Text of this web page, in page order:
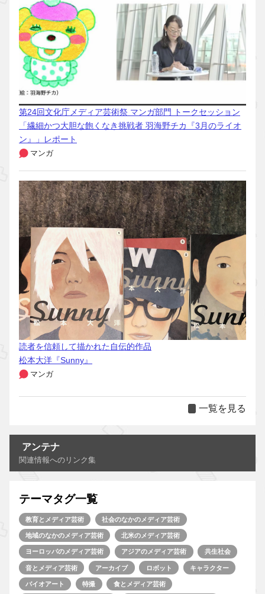
第24回文化庁メディア芸術祭 マンガ部門 トークセッション
「繊細かつ大胆な飽くなき挑戦者 羽海野チカ『3月のライオ
ン』」レポート
マンガ
読者を信頼して描かれた自伝的作品
松本大洋『Sunny』
マンガ
一覧を見る
アンテナ
関連情報へのリンク集
テーマタグ一覧
教育とメディア芸術 社会のなかのメディア芸術
地域のなかのメディア芸術 北米のメディア芸術
ヨーロッパのメディア芸術 アジアのメディア芸術 共生社会
音とメディア芸術 アーカイブ ロボット キャラクター
バイオアート 特撮 食とメディア芸術